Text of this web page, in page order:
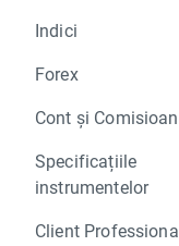
Indici
Forex
Cont și
Specificațiile
instrumentelor
Client